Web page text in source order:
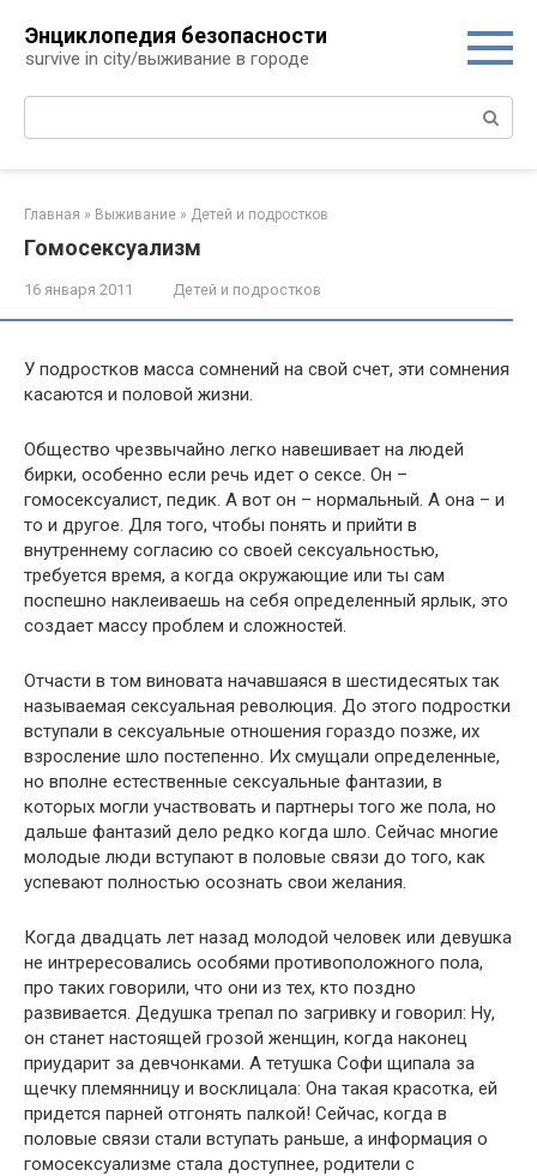
контенту
Энциклопедия безопасности
survive in city/выживание в городе
Поиск:
Главная » Выживание » Детей и подростков
Гомосексуализм
16 января 2011 Детей и подростков
У подростков масса сомнений на свой счет, эти сомнения
касаются и половой жизни.
Общество чрезвычайно легко навешивает на людей
бирки, особенно если речь идет о сексе. Он –
гомосексуалист, педик. А вот он – нормальный. А она – и
то и другое. Для того, чтобы понять и прийти в
внутреннему согласию со своей сексуальностью,
требуется время, а когда окружающие или ты сам
поспешно наклеиваешь на себя определенный ярлык, это
создает массу проблем и сложностей.
Отчасти в том виновата начавшаяся в шестидесятых так
называемая сексуальная революция. До этого подростки
вступали в сексуальные отношения гораздо позже, их
взросление шло постепенно. Их смущали определенные,
но вполне естественные сексуальные фантазии, в
которых могли участвовать и партнеры того же пола, но
дальше фантазий дело редко когда шло. Сейчас многие
молодые люди вступают в половые связи до того, как
успевают полностью осознать свои желания.
Когда двадцать лет назад молодой человек или девушка
не интрересовались особями противоположного пола,
про таких говорили, что они из тех, кто поздно
развивается. Дедушка трепал по загривку и говорил: Ну,
он станет настоящей грозой женщин, когда наконец
приударит за девчонками. А тетушка Софи щипала за
щечку племянницу и восклицала: Она такая красотка, ей
придется парней отгонять палкой! Сейчас, когда в
половые связи стали вступать раньше, а информация о
гомосексуализме стала доступнее, родители с